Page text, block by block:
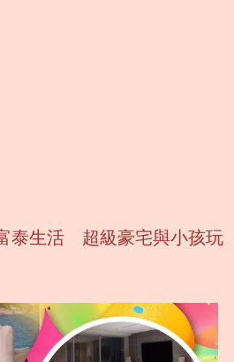
泰生活 超級豪宅與小孩玩